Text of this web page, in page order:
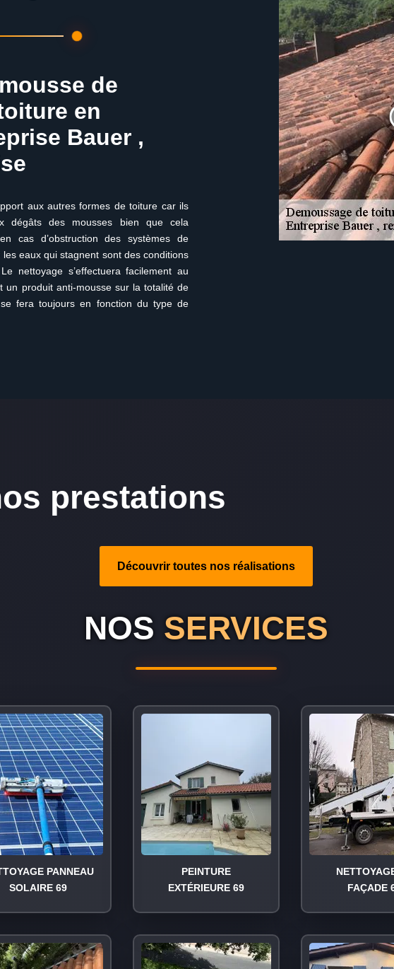
de
en
Bauer ,
aux autres formes de toiture car ils
dégâts des mousses bien que cela
cas d’obstruction des systèmes de
eaux qui stagnent sont des conditions
nettoyage s’effectuera facilement au
un produit anti-mousse sur la totalité de
fera toujours en fonction du type de
prestations
Découvrir toutes nos réalisations
NOS SERVICES
PANNEAU
SOLAIRE 69
PEINTURE
EXTÉRIEURE 69
FAÇADE